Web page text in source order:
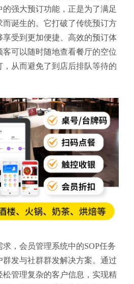
强大预订功能，正是为了满足
而诞生的。它打破了传统预订方
受到更加便捷、高效的预订体
可以随时随地查看餐厅的空位
从而避免了到店后排队等待的
，会员管理系统中的SOP任务
发与社群群发解决方案。通过
管理复杂的客户信息，实现精